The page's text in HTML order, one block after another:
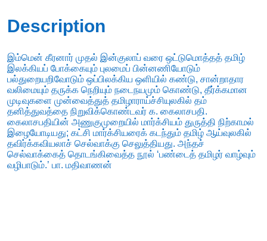
Description
இம்மென் கீரனார் முதல் இன்குலாப் வரை ஒட்டுமொத்தத் தமிழ்
இலக்கியப் போக்கையும் புலமைப் பின்னணியோடும்
பல்துறையறிவோடும் ஒப்பிலக்கிய ஒளியில் கண்டு, சான்றாதார
வலிமையும் தருக்க நெறியும் நடைநயமும் கொண்டு, தீர்க்கமான
முடிவுகளை முன்வைத்துத் தமிழாராய்ச்சியுலகில் தம்
தனித்துவத்தை நிறுவிக்கொண்டவர் க. கைலாசபதி.
கைலாசபதியின் அணுகுமுறையில் மார்க்சியம் துருத்தி நிற்காமல்
இழையோடியது; கட்சி மார்க்சியரைக் கடந்தும் தமிழ் ஆய்வுலகில்
தவிர்க்கவியலாச் செல்வாக்கு செலுத்தியது. அந்தச்
செல்வாக்கைத் தொடங்கிவைத்த நூல் ‘பண்டைத் தமிழர் வாழ்வும்
வழிபாடும்.’ பா. மதிவாணன்